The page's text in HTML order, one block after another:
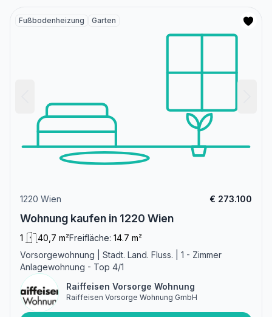
Fußbodenheizung Garten
1220 Wien € 273.100
Wohnung kaufen in 1220 Wien
1 40,7 m²Freifläche: 14.7 m²
Vorsorgewohnung | Stadt. Land. Fluss. | 1 - Zimmer
Anlagewohnung - Top 4/1
Raiffeisen Vorsorge Wohnung
Raiffeisen Vorsorge Wohnung GmbH